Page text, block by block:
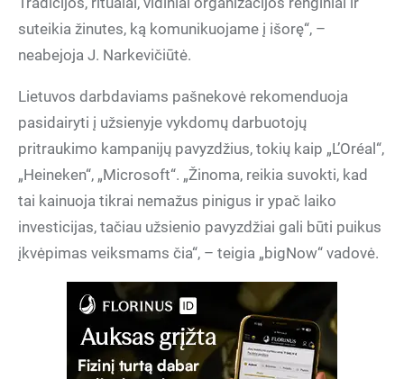
suteikia žinutes, ką komunikuojame į išorę“, –
neabejoja J. Narkevičiūtė.
Lietuvos darbdaviams pašnekovė rekomenduoja
pasidairyti į užsienyje vykdomų darbuotojų
pritraukimo kampanijų pavyzdžius, tokių kaip „L’Oréal“,
„Heineken“, „Microsoft“. „Žinoma, reikia suvokti, kad
tai kainuoja tikrai nemažus pinigus ir ypač laiko
investicijas, tačiau užsienio pavyzdžiai gali būti puikus
įkvėpimas veiksmams čia“, – teigia „bigNow“ vadovė.